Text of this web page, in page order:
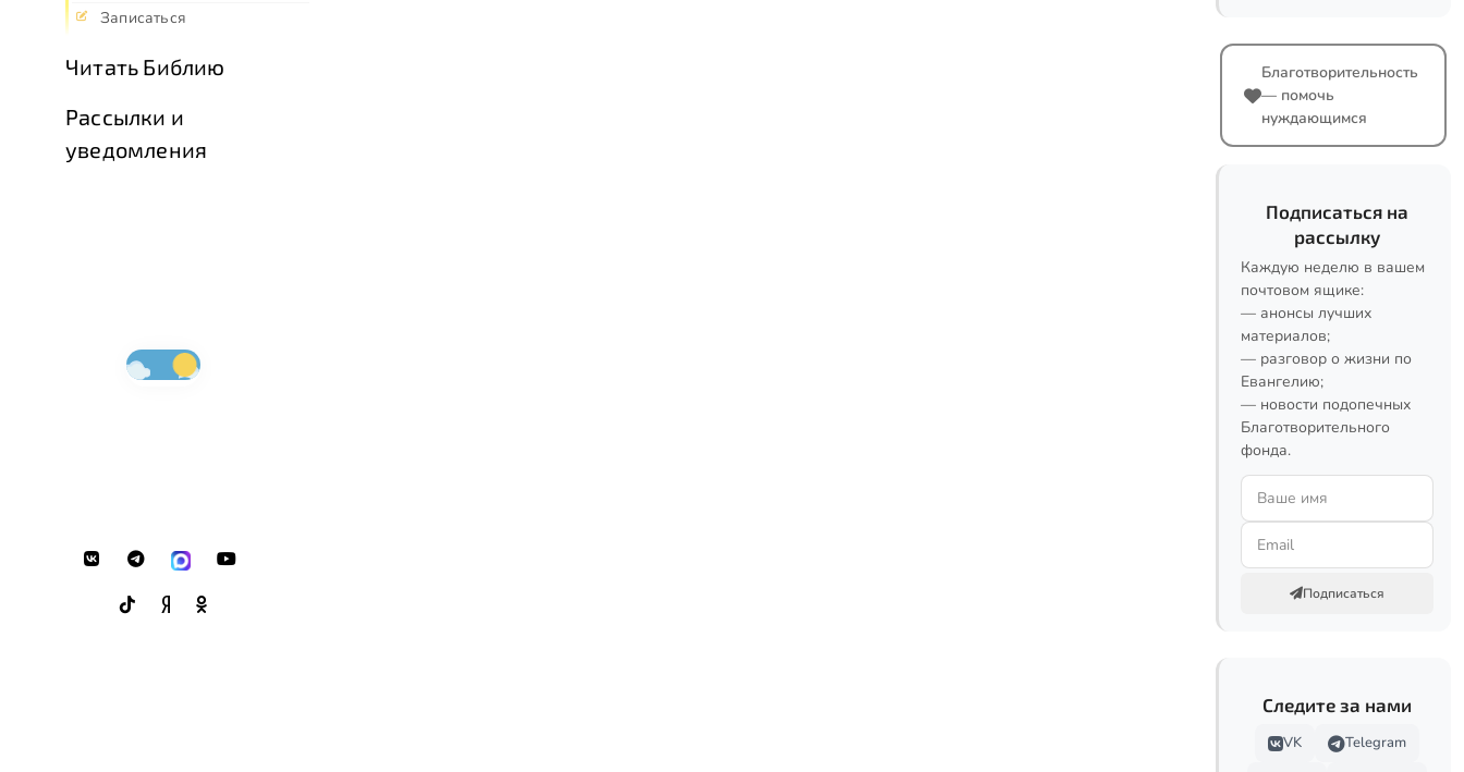
Записаться
Читать Библию
Рассылки и
уведомления
Благотворительность
— помочь
нуждающимся
Подписаться на
рассылку
Каждую неделю в вашем
почтовом ящике:
— анонсы лучших
материалов;
— разговор о жизни по
Евангелию;
— новости подопечных
Благотворительного
фонда.
Подписаться
Следите за нами
VK
Telegram